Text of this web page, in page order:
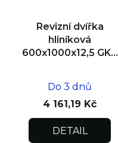
Revizní dvířka
hliníková
600x1000x12,5 GKB
Do 3 dnů
4 161,19 Kč
DETAIL